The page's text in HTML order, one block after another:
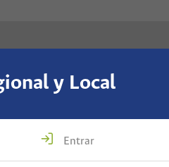
y Local
Entrar